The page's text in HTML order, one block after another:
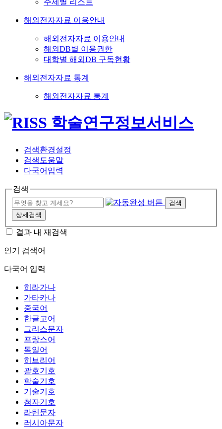
주제별 리스트
해외전자자료 이용안내
해외전자자료 이용안내
해외DB별 이용권한
대학별 해외DB 구독현황
해외전자자료 통계
해외전자자료 통계
검색환경설정
검색도움말
다국어입력
검색
검색
상세검색
결과 내 재검색
인기 검색어
다국어 입력
히라가나
가타카나
중국어
한글고어
그리스문자
프랑스어
독일어
히브리어
괄호기호
학술기호
기술기호
첨자기호
라틴문자
러시아문자